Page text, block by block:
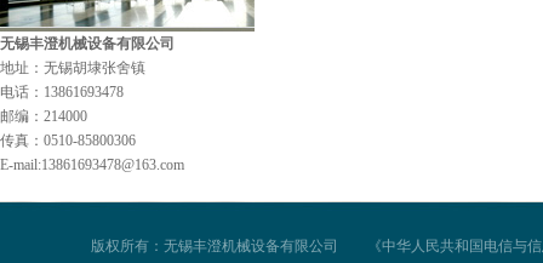
无锡丰澄机械设备有限公司
地址：无锡胡埭张舍镇
电话：13861693478
邮编：214000
传真：0510-85800306
E-mail:13861693478@163.com
版权所有：无锡丰澄机械设备有限公司
《中华人民共和国电信与